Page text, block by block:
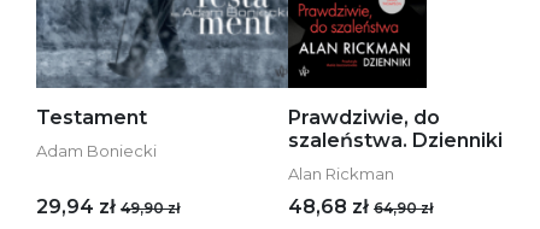
Testament
Adam Boniecki
29,94 zł 49,90 zł
Prawdziwie, do
szaleństwa. Dzienniki
Alan Rickman
48,68 zł 64,90 zł